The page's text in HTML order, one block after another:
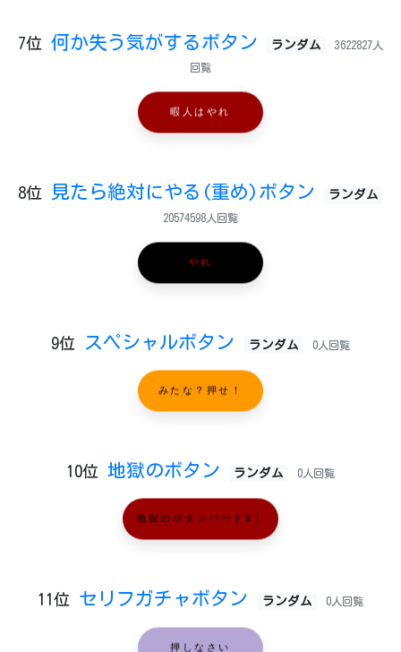
7位 何か失う気がするボタン ランダム 3622827人
回覧
暇人はやれ
8位 見たら絶対にやる(重め)ボタン ランダム
20574598人回覧
やれ
9位 スペシャルボタン ランダム 0人回覧
みたな？押せ！
10位 地獄のボタン ランダム 0人回覧
地獄のボタンパート3！
11位 セリフガチャボタン ランダム 0人回覧
押しなさい